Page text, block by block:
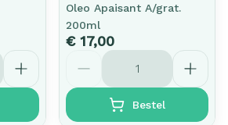
Oleo Apaisant A/grat.
200ml
€ 17,00
Aantal
Bestel